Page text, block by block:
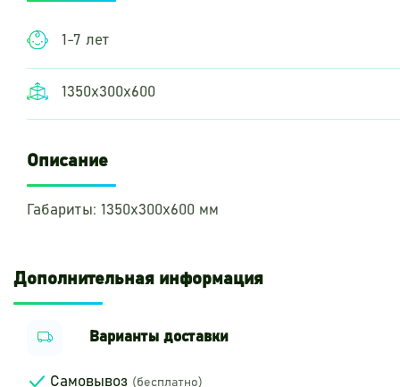
1-7 лет
1350х300х600
Описание
Габариты: 1350х300х600 мм
Дополнительная информация
Варианты доставки
Самовывоз (бесплатно)